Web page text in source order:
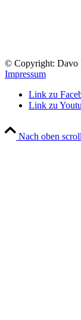
© Copyright: Davo
Impressum
Link zu
Link zu
Nach oben